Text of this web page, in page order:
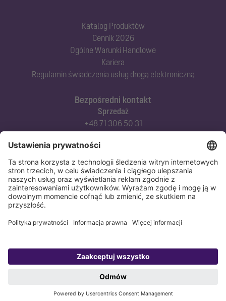
Bezpośredni kontakt
Sprzedaż
+48 71 306 50 31
Doradztwo techniczne
Serwis techniczny
+48 71 306 50 51
Katalog Produktów
Cennik 2026
Ogólne Warunki Handlowe
Kariera
Regulamin świadczenia usług drogą elektroniczną
Copyright 1998-2026 KESSEL Sp. z o.o., ul. Innowacyjna 2, Biskupice Podgórne,
Polityka prywatności Stopka redakcyjna